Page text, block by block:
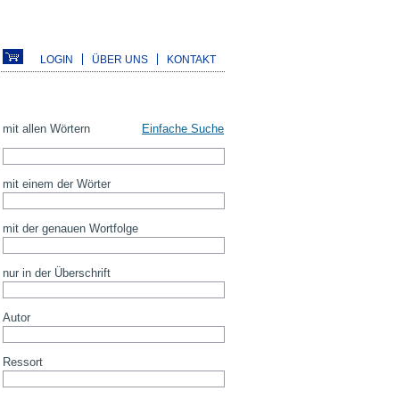
LOGIN ÜBER UNS KONTAKT
mit allen Wörtern Einfache Suche
mit einem der Wörter
mit der genauen Wortfolge
nur in der Überschrift
Autor
Ressort